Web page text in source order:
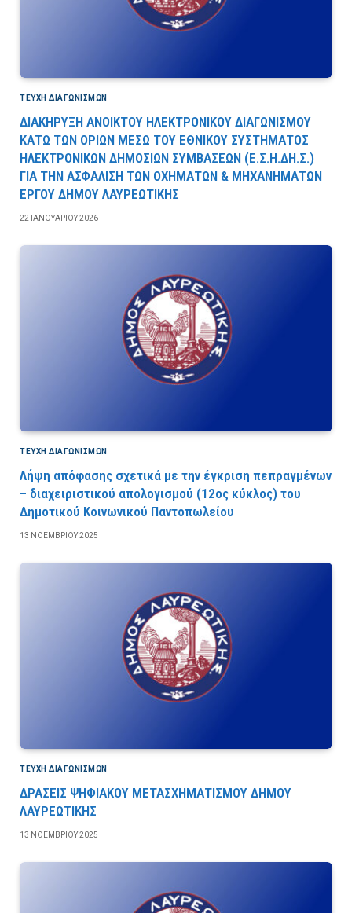
ΤΕΎΧΗ ΔΙΑΓΩΝΙΣΜΏΝ
ΔΙΑΚΗΡΥΞΗ ΑΝΟΙΚΤΟΥ ΗΛΕΚΤΡΟΝΙΚΟΥ ΔΙΑΓΩΝΙΣΜΟΥ
ΚΑΤΩ ΤΩΝ ΟΡΙΩΝ ΜΕΣΩ ΤΟΥ ΕΘΝΙΚΟΥ ΣΥΣΤΗΜΑΤΟΣ
ΗΛΕΚΤΡΟΝΙΚΩΝ ΔΗΜΟΣΙΩΝ ΣΥΜΒΑΣΕΩΝ (Ε.Σ.Η.ΔΗ.Σ.)
ΓΙΑ ΤΗΝ ΑΣΦΑΛΙΣΗ ΤΩΝ ΟΧΗΜΑΤΩΝ & ΜΗΧΑΝΗΜΑΤΩΝ
ΕΡΓΟΥ ΔΗΜΟΥ ΛΑΥΡΕΩΤΙΚΗΣ
22 ΙΑΝΟΥΑΡΊΟΥ 2026
ΤΕΎΧΗ ΔΙΑΓΩΝΙΣΜΏΝ
Λήψη απόφασης σχετικά με την έγκριση πεπραγμένων
– διαχειριστικού απολογισμού (12ος κύκλος) του
Δημοτικού Κοινωνικού Παντοπωλείου
13 ΝΟΕΜΒΡΊΟΥ 2025
ΤΕΎΧΗ ΔΙΑΓΩΝΙΣΜΏΝ
ΔΡΑΣΕΙΣ ΨΗΦΙΑΚΟΥ ΜΕΤΑΣΧΗΜΑΤΙΣΜΟΥ ΔΗΜΟΥ
ΛΑΥΡΕΩΤΙΚΗΣ
13 ΝΟΕΜΒΡΊΟΥ 2025